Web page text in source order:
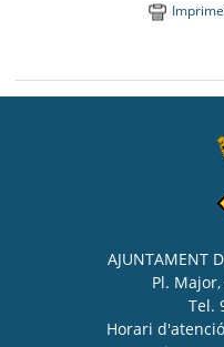
AJUNTAMENT
Pl.
Tel.
Horari